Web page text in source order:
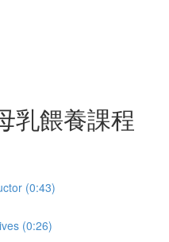
乳餵養課程
(0:43)
(0:26)